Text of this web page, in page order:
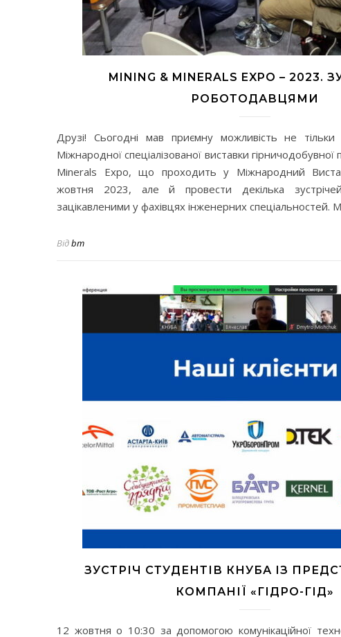
MINING & MINERALS EXPO – 2023.
РОБОТОДАВЦЯМИ
Друзі! Сьогодні мав приємну можливість не тільки
Міжнародної спеціалізованої виставки
Minerals Expo, що проходить у Міжнародний
жовтня 2023, але й провести декілька
зацікавленими у фахівцях інженерних спеціальностей.
Відbm
ЗУСТРІЧ СТУДЕНТІВ КНУБА ІЗ
КОМПАНІЇ «ГІДРО-ГІД»
12 жовтня о 10:30 за допомогою комунікаційної